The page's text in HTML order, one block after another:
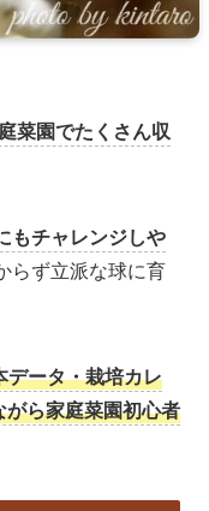
菜園でたくさん収
もチャレンジしや
らず立派な球に育
データ・栽培カレ
がら家庭菜園初心者